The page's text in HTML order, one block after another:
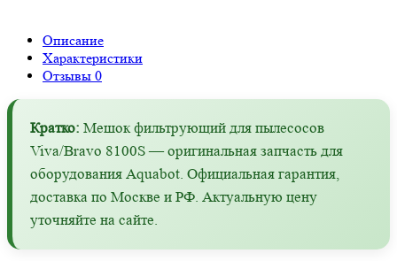
Описание
Характеристики
Отзывы 0
Кратко: Мешок фильтрующий для пылесосов
Viva/Bravo 8100S — оригинальная запчасть для
оборудования Aquabot. Официальная гарантия,
доставка по Москве и РФ. Актуальную цену
уточняйте на сайте.